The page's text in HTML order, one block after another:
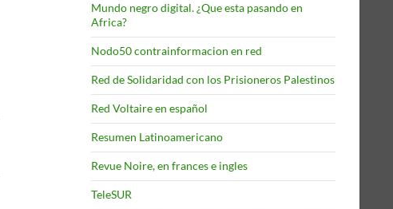
Mundo negro digital. ¿Que esta pasando en
Africa?
Nodo50 contrainformacion en red
Red de Solidaridad con los Prisioneros Palestinos
Red Voltaire en español
Resumen Latinoamericano
Revue Noire, en frances e ingles
TeleSUR